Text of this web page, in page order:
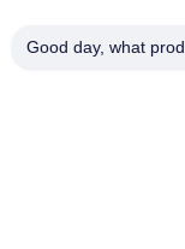
5.5 inch Kleine
Good day, what